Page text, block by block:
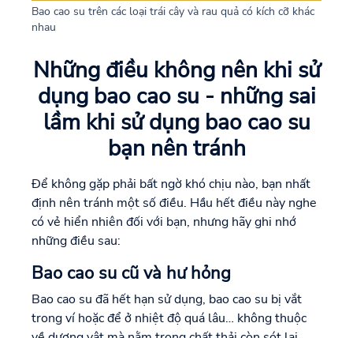
Bao cao su trên các loại trái cây và rau quả có kích cỡ khác
nhau
Những điều không nên khi sử
dụng bao cao su - những sai
lầm khi sử dụng bao cao su
bạn nên tránh
Để không gặp phải bất ngờ khó chịu nào, bạn nhất
định nên tránh một số điều. Hầu hết điều này nghe
có vẻ hiển nhiên đối với bạn, nhưng hãy ghi nhớ
những điều sau:
Bao cao su cũ và hư hỏng
Bao cao su đã hết hạn sử dụng, bao cao su bị vắt
trong ví hoặc để ở nhiệt độ quá lâu… không thuộc